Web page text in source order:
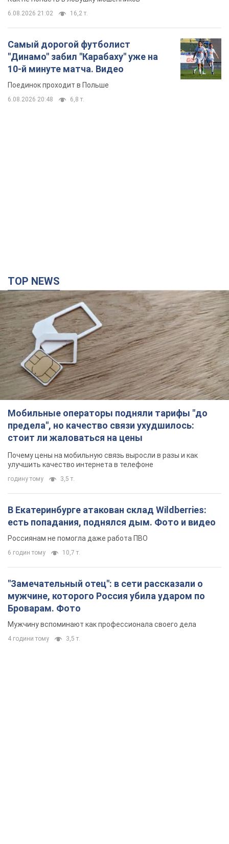
6.08.2026 21:02 16,2 т.
Самый дорогой футболист
"Динамо" забил "Карабаху" уже на
10-й минуте матча. Видео
Поединок проходит в Польше
6.08.2026 20:48 6,8 т.
TOP NEWS
Мобильные операторы подняли тарифы "до
предела", но качество связи ухудшилось:
стоит ли жаловаться на цены
Почему цены на мобильную связь выросли в разы и как
улучшить качество интернета в телефоне
годину тому 3,5 т.
В Екатеринбурге атакован склад Wildberries:
есть попадания, поднялся дым. Фото и видео
Россиянам не помогла даже работа ПВО
6 годин тому 10,7 т.
"Замечательный отец": в сети рассказали о
мужчине, которого Россия убила ударом по
Броварам. Фото
Мужчину вспоминают как профессионала своего дела
4 години тому 3,5 т.